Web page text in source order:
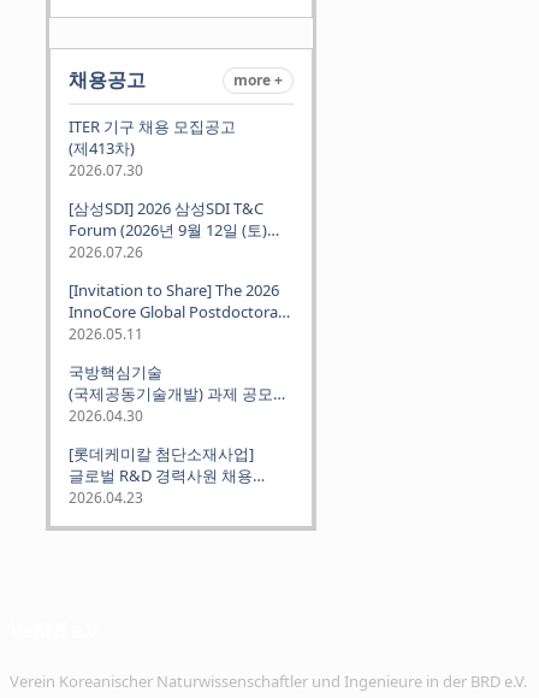
채용공고 more +
ITER 기구 채용 모집공고
(제413차)
2026.07.30
[삼성SDI] 2026 삼성SDI T&C
Forum (2026년 9월 12일 (토)
뮌헨 개최)
2026.07.26
[Invitation to Share] The 2026
InnoCore Global Postdoctoral
Job Fair: Meet Korea's 4 Major
Institutes
2026.05.11
국방핵심기술
(국제공동기술개발) 과제 공모
안내 (~2026.06.26)
2026.04.30
[롯데케미칼 첨단소재사업]
글로벌 R&D 경력사원 채용
(~2026. 5.5)
2026.04.23
Verein Koreanischer Naturwissenschaftler und Ingenieure in der BRD e.V.